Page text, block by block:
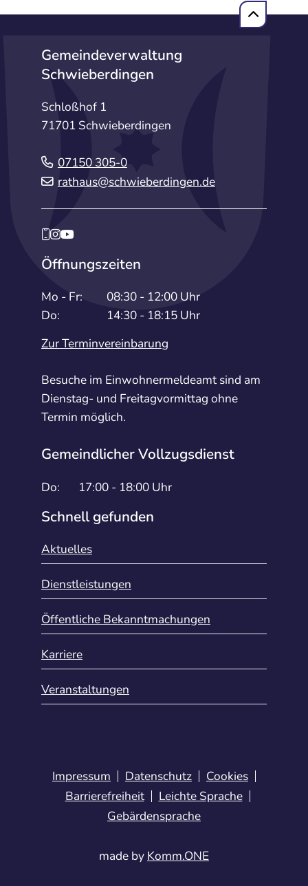
Gemeindeverwaltung
Schwieberdingen
Schloßhof 1
71701 Schwieberdingen
07150 305-0
rathaus@schwieberdingen.de
Öffnungszeiten
Mo - Fr:
08:30 - 12:00 Uhr
Do:
14:30 - 18:15 Uhr
Zur Terminvereinbarung
Besuche im Einwohnermeldeamt sind am
Dienstag- und Freitagvormittag ohne
Termin möglich.
Gemeindlicher Vollzugsdienst
Do: 17:00 - 18:00 Uhr
Schnell gefunden
Aktuelles
Dienstleistungen
Öffentliche Bekanntmachungen
Karriere
Veranstaltungen
Impressum Datenschutz
Cookies
Barrierefreiheit
Leichte Sprache
Gebärdensprache
made by Komm.ONE